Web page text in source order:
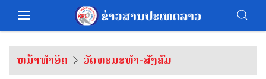
ຫນ້າທຳອິດ ວັດທະນະທຳ-ສັງຄົມ